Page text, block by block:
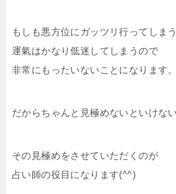
もしも悪方位にガッツリ行ってしま
運氣はかなり低迷してしまうので
非常にもったいないことになります。
だからちゃんと見極めないといけな
その見極めをさせていただくのが
占い師の役目になります(^^)